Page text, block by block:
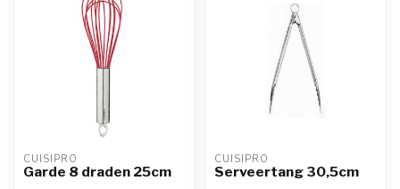
CUISIPRO
Garde 8 draden 25cm
CUISIPRO
Serveertang 30,5cm